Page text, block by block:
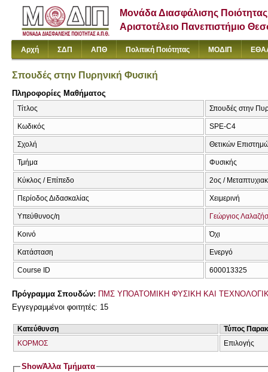
Μονάδα Διασφάλισης Ποιότητας
Αριστοτέλειο Πανεπιστήμιο
Αρχή ΣΔΠ ΑΠΘ Πολιτική Ποιότητας ΜΟΔΙΠ
Σπουδές στην Πυρηνική Φυσική
Πληροφορίες Μαθήματος
Τίτλος Σπουδές στην
Κωδικός SPE-C4
Σχολή Θετικών
Τμήμα Φυσικής
Κύκλος / Επίπεδο 2ος /
Περίοδος Διδασκαλίας Χειμερινή
Υπεύθυνος/η Γεώργιος
Κοινό Όχι
Κατάσταση Ενεργό
Course ID 600013325
Πρόγραμμα Σπουδών: ΠΜΣ ΥΠΟΑΤΟΜΙΚΗ ΦΥΣΙΚΗ ΚΑΙ
Εγγεγραμμένοι φοιτητές: 15
Κατεύθυνση
Τύπος
ΚΟΡΜΟΣ
Επιλογής
ShowΆλλα Τμήματα